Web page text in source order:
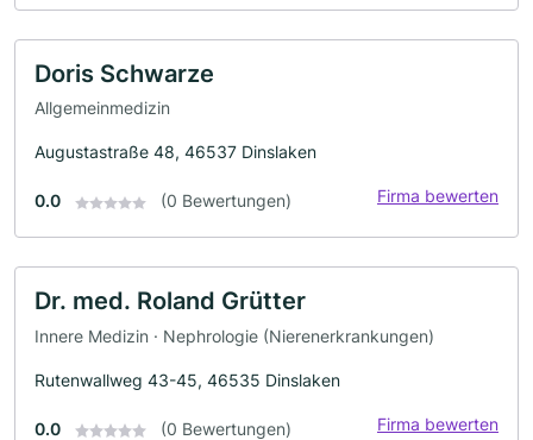
Doris Schwarze
Allgemeinmedizin
Augustastraße 48, 46537 Dinslaken
0.0 (0 Bewertungen) Firma bewerten
Dr. med. Roland Grütter
Innere Medizin · Nephrologie (Nierenerkrankungen)
Rutenwallweg 43-45, 46535 Dinslaken
0.0 (0 Bewertungen) Firma bewerten